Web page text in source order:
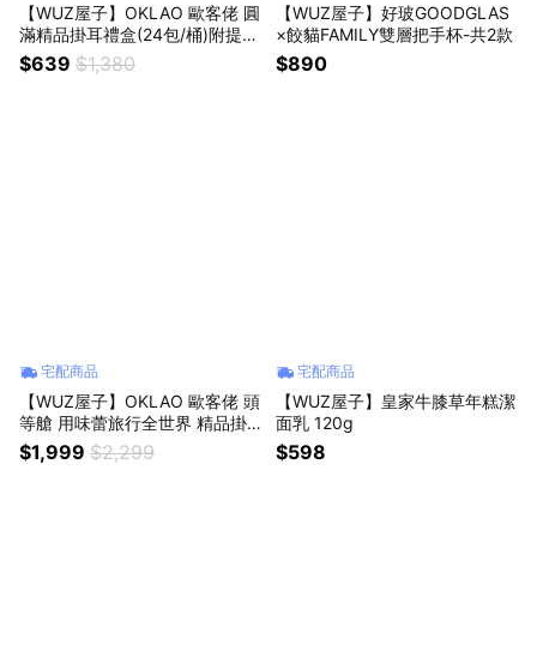
【WUZ屋子】OKLAO 歐客佬 圓
滿精品掛耳禮盒(24包/桶)附提
繩-共2款
$639 $1,380
【WUZ屋子】好玻GOODGLAS
×餃貓FAMILY雙層把手杯-共2款
$890
宅配商品
【WUZ屋子】OKLAO 歐客佬 頭
等艙 用味蕾旅行全世界 精品掛
耳禮盒(45包/盒)附提繩
$1,999 $2,299
宅配商品
【WUZ屋子】皇家牛膝草年糕潔
面乳 120g
$598